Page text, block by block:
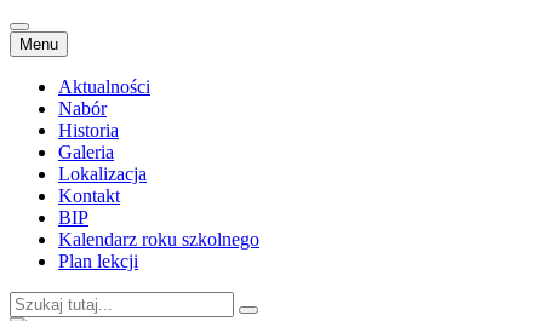
Menu Przejdź
do
treści
Aktualności
Nabór
Historia
Galeria
Lokalizacja
Kontakt
BIP
Kalendarz roku szkolnego
Plan lekcji
Szukaj: